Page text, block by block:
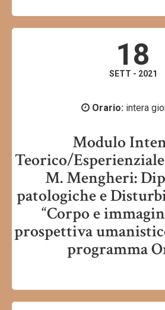
18
SETT - 2021
Orario: intera
Modulo
Teorico/
M. Mengheri:
patologiche e
“Corpo e
prospettiva
programma